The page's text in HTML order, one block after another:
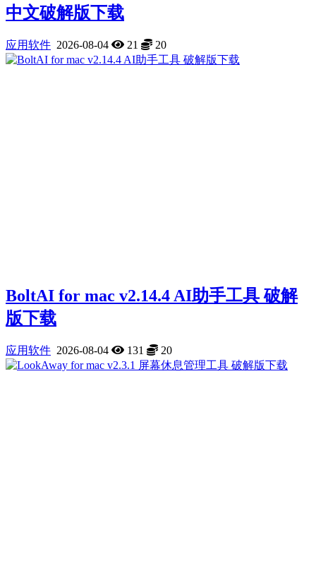
中文破解版下载
应用软件 2026-08-04 21 20
BoltAI for mac v2.14.4 AI助手工具 破解
版下载
应用软件 2026-08-04 131 20